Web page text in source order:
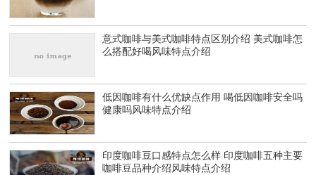
意式咖啡与美式咖啡特点区别介绍 美式咖啡怎
么搭配好喝风味特点介绍
低因咖啡有什么优缺点作用 喝低因咖啡安全吗
健康吗风味特点介绍
印度咖啡豆口感特点怎么样 印度咖啡五种主要
咖啡豆品种介绍风味特点介绍